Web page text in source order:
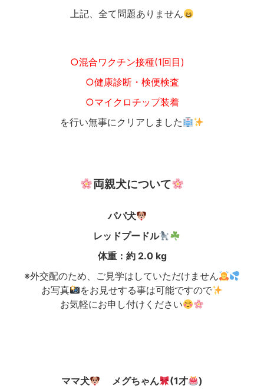
上記、全て問題ありません
○混合ワクチン接種(1回目)
○健康診断・検便検査
○マイクロチップ装着
を行い無事にクリアしました
両親犬について
パパ犬
レッドプードル
体重：約 2.0 kg
※外交配のため、ご見学はしていただけません
お写真
をお見せする事は可能ですので
お気軽にお申し付けください
ママ犬 メグちゃん (1才
)